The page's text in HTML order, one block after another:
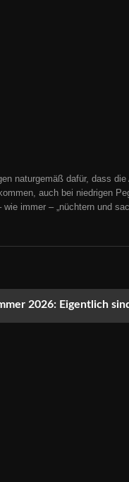
naturgemäß dafür, dass
auch bei niedrigen
immer – „nüchtern und
2026: Eigentlich